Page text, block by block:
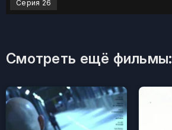
Серия 26
Смотреть ещё фильмы: